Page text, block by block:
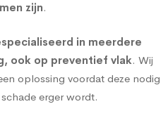
zijn.
in meerdere
ook op preventief vlak. Wij
oplossing voordat deze nodig
erger wordt.